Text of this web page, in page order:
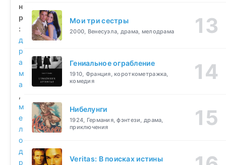
н
р
:
д
р
а
м
а
,
м
е
л
о
д
р
Мои три сестры
2000, Венесуэла, драма, мелодрама
Гениальное ограбление
1910, Франция, короткометражка,
комедия
Нибелунги
1924, Германия, фэнтези, драма,
приключения
Veritas: В поисках истины